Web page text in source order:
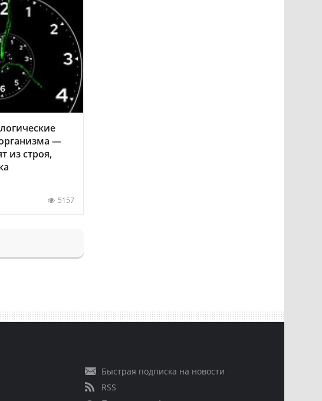
—
из строя,
5157
Быстрая подписка на новости
RSS